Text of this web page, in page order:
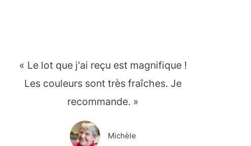
« Le lot que j'ai reçu est magnifique !
Les couleurs sont très fraîches. Je
recommande. »
Michèle